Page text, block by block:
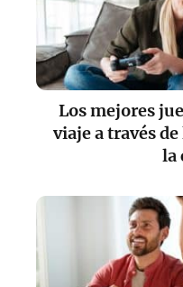
Los mejores
viaje a través
la